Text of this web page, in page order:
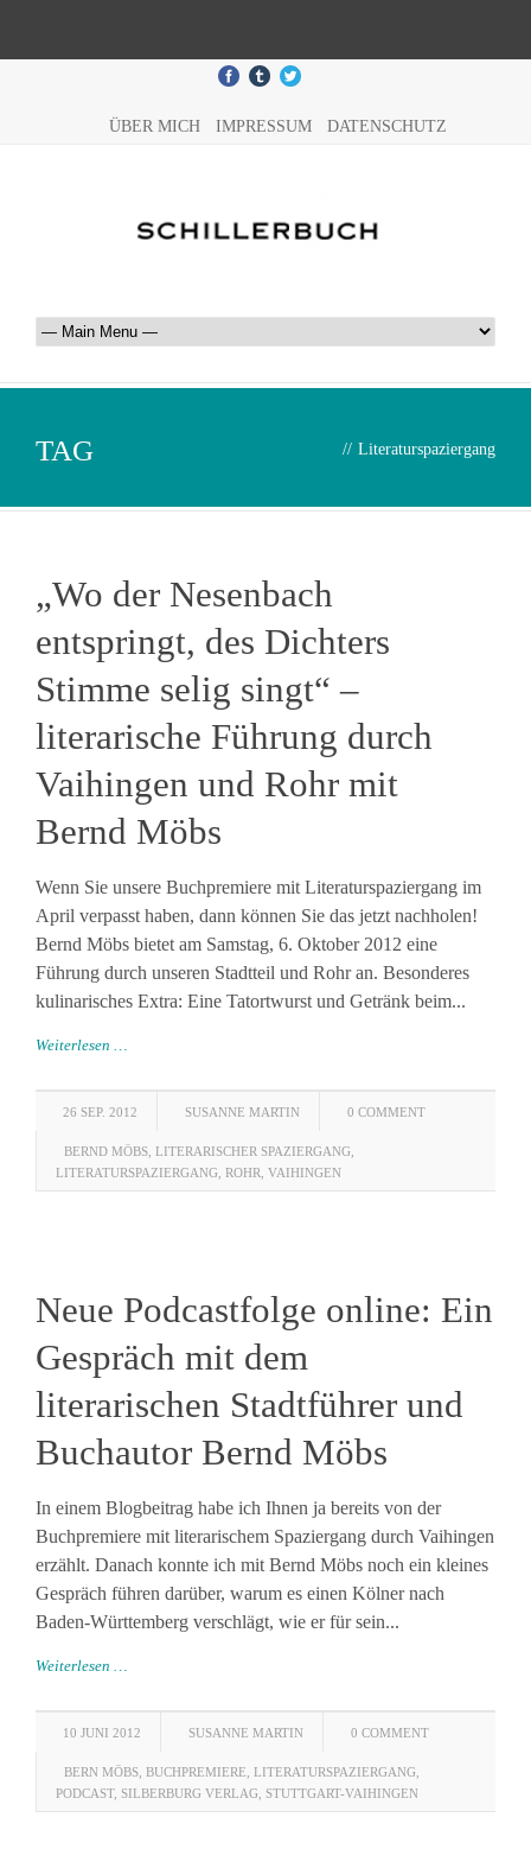
ÜBER MICH IMPRESSUM DATENSCHUTZ
TAG // Literaturspaziergang
„Wo der Nesenbach
entspringt, des Dichters
Stimme selig singt“ –
literarische Führung durch
Vaihingen und Rohr mit
Bernd Möbs
Wenn Sie unsere Buchpremiere mit Literaturspaziergang im
April verpasst haben, dann können Sie das jetzt nachholen!
Bernd Möbs bietet am Samstag, 6. Oktober 2012 eine
Führung durch unseren Stadtteil und Rohr an. Besonderes
kulinarisches Extra: Eine Tatortwurst und Getränk beim...
Weiterlesen …
26 SEP. 2012 SUSANNE MARTIN 0 COMMENT
BERND MÖBS LITERARISCHER SPAZIERGANG
LITERATURSPAZIERGANG ROHR VAIHINGEN
Neue Podcastfolge online: Ein
Gespräch mit dem
literarischen Stadtführer und
Buchautor Bernd Möbs
In einem Blogbeitrag habe ich Ihnen ja bereits von der
Buchpremiere mit literarischem Spaziergang durch Vaihingen
erzählt. Danach konnte ich mit Bernd Möbs noch ein kleines
Gespräch führen darüber, warum es einen Kölner nach
Baden-Württemberg verschlägt, wie er für sein...
Weiterlesen …
10 JUNI 2012 SUSANNE MARTIN 0 COMMENT
BERN MÖBS BUCHPREMIERE LITERATURSPAZIERGANG
PODCAST, SILBERBURG VERLAG STUTTGART-VAIHINGEN